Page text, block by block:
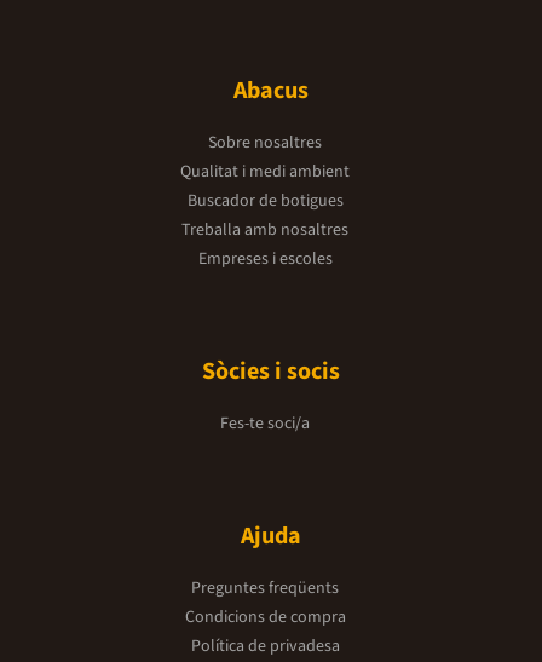
Abacus
Sobre nosaltres
Qualitat i medi ambient
Buscador de botigues
Treballa amb nosaltres
Empreses i escoles
Sòcies i socis
Fes-te soci/a
Ajuda
Preguntes freqüents
Condicions de compra
Política de privadesa